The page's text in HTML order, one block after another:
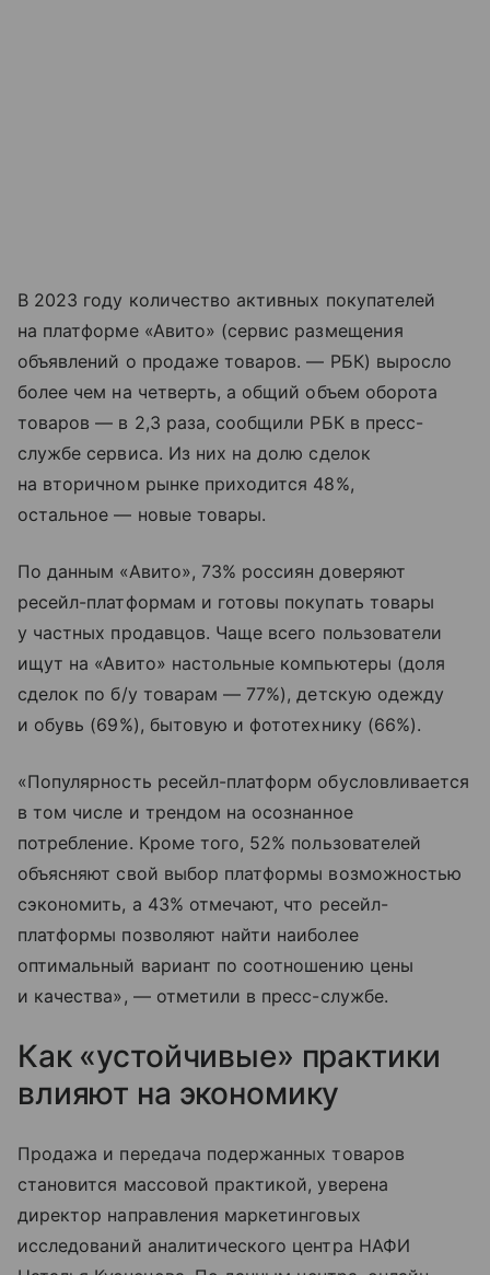
В 2023 году количество активных покупателей
на платформе «Авито» (сервис размещения
объявлений о продаже товаров. — РБК) выросло
более чем на четверть, а общий объем оборота
товаров — в 2,3 раза, сообщили РБК в пресс-
службе сервиса. Из них на долю сделок
на вторичном рынке приходится 48%,
остальное — новые товары.
По данным «Авито», 73% россиян доверяют
ресейл-платформам и готовы покупать товары
у частных продавцов. Чаще всего пользователи
ищут на «Авито» настольные компьютеры (доля
сделок по б/у товарам — 77%), детскую одежду
и обувь (69%), бытовую и фототехнику (66%).
«Популярность ресейл-платформ обусловливается
в том числе и трендом на осознанное
потребление. Кроме того, 52% пользователей
объясняют свой выбор платформы возможностью
сэкономить, а 43% отмечают, что ресейл-
платформы позволяют найти наиболее
оптимальный вариант по соотношению цены
и качества», — отметили в пресс-службе.
Как «устойчивые» практики
влияют на экономику
Продажа и передача подержанных товаров
становится массовой практикой, уверена
директор направления маркетинговых
исследований аналитического центра НАФИ